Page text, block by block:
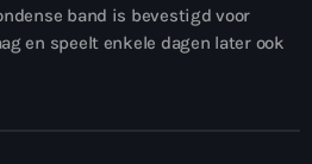
band is bevestigd voor
en speelt enkele dagen later ook